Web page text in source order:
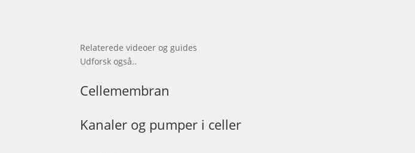
Relaterede videoer og guides
Udforsk også..
Cellemembran
Kanaler og pumper i celler